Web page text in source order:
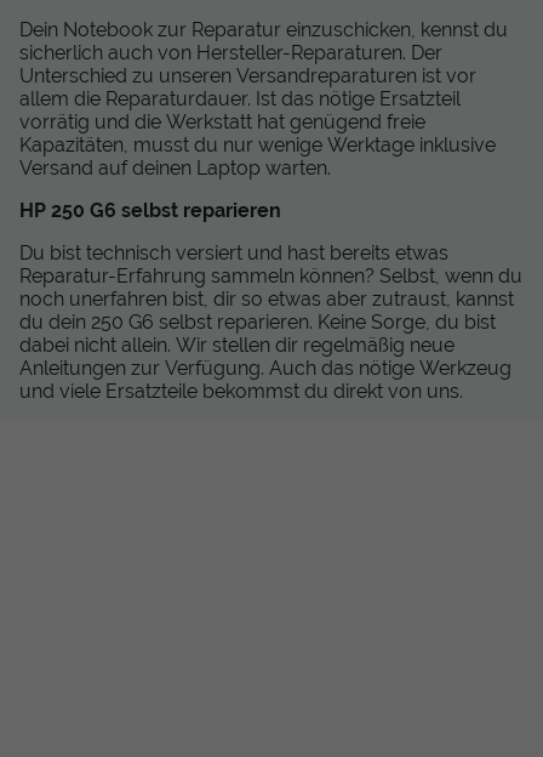
Dein Notebook zur Reparatur einzuschicken, kennst du
sicherlich auch von Hersteller-Reparaturen. Der
Unterschied zu unseren Versandreparaturen ist vor
allem die Reparaturdauer. Ist das nötige Ersatzteil
vorrätig und die Werkstatt hat genügend freie
Kapazitäten, musst du nur wenige Werktage inklusive
Versand auf deinen Laptop warten.
HP 250 G6 selbst reparieren
Du bist technisch versiert und hast bereits etwas
Reparatur-Erfahrung sammeln können? Selbst, wenn du
noch unerfahren bist, dir so etwas aber zutraust, kannst
du dein 250 G6 selbst reparieren. Keine Sorge, du bist
dabei nicht allein. Wir stellen dir regelmäßig neue
Anleitungen zur Verfügung. Auch das nötige Werkzeug
und viele Ersatzteile bekommst du direkt von uns.